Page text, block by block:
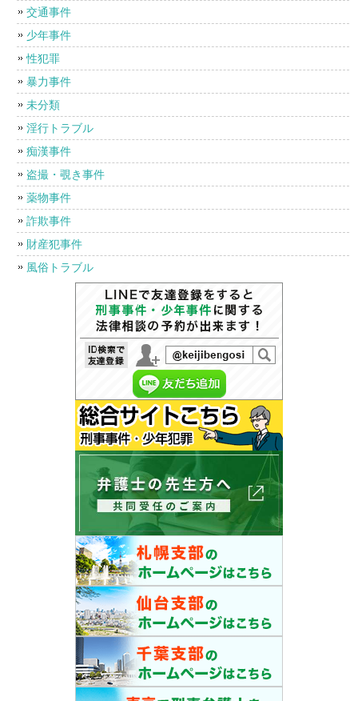
交通事件
少年事件
性犯罪
暴力事件
未分類
淫行トラブル
痴漢事件
盗撮・覗き事件
薬物事件
詐欺事件
財産犯事件
風俗トラブル